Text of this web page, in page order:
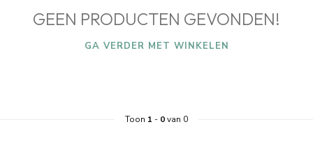
GEEN PRODUCTEN GEVONDEN!
GA VERDER MET WINKELEN
Toon 1 - 0van 0